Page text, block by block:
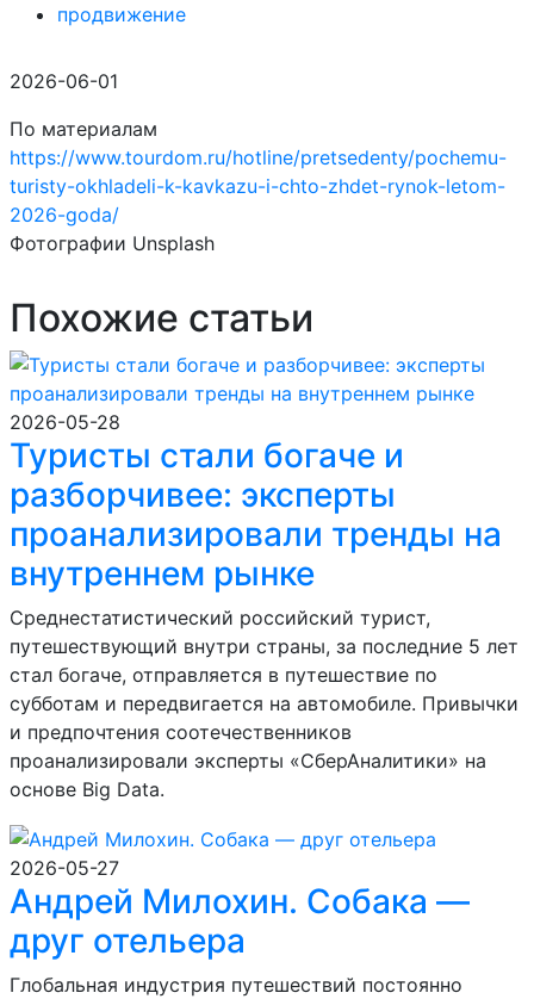
продвижение
2026-06-01
По материалам
https://www.tourdom.ru/hotline/pretsedenty/pochemu-
turisty-okhladeli-k-kavkazu-i-chto-zhdet-rynok-letom-
2026-goda/
Фотографии Unsplash
Похожие статьи
2026-05-28
Туристы стали богаче и
разборчивее: эксперты
проанализировали тренды на
внутреннем рынке
Среднестатистический российский турист,
путешествующий внутри страны, за последние 5 лет
стал богаче, отправляется в путешествие по
субботам и передвигается на автомобиле. Привычки
и предпочтения соотечественников
проанализировали эксперты «СберАналитики» на
основе Big Data.
2026-05-27
Андрей Милохин. Собака —
друг отельера
Глобальная индустрия путешествий постоянно